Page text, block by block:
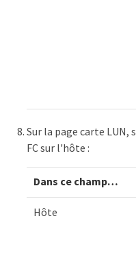
Sur la page carte
FC sur l'hôte :
Dans ce champ…​
Hôte